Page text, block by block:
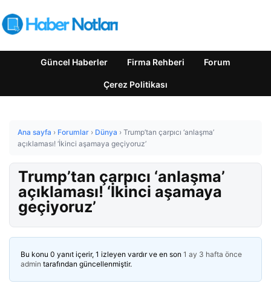
Güncel Haberler Firma Rehberi Forum
Çerez Politikası
Ana sayfa › Forumlar › Dünya › Trump’tan çarpıcı ‘anlaşma’
açıklaması! ‘İkinci aşamaya geçiyoruz’
Trump’tan çarpıcı ‘anlaşma’
açıklaması! ‘İkinci aşamaya
geçiyoruz’
Bu konu 0 yanıt içerir, 1 izleyen vardır ve en son 1 ay 3 hafta önce
admin tarafından güncellenmiştir.